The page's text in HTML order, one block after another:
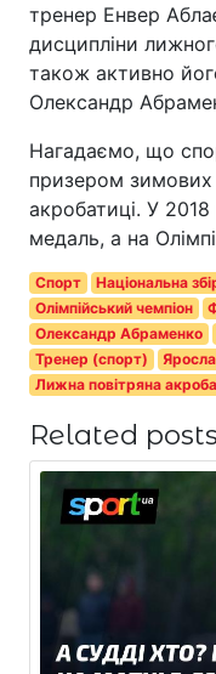
тренер Енвер
дисципліни
також активно
Олександр
Нагадаємо, що
призером зимових
акробатиці. У
медаль, а на
Спорт
Національна
Олімпійський чемпіон
Олександр Абраменко
Тренер (спорт)
Лижна повітряна
Related posts